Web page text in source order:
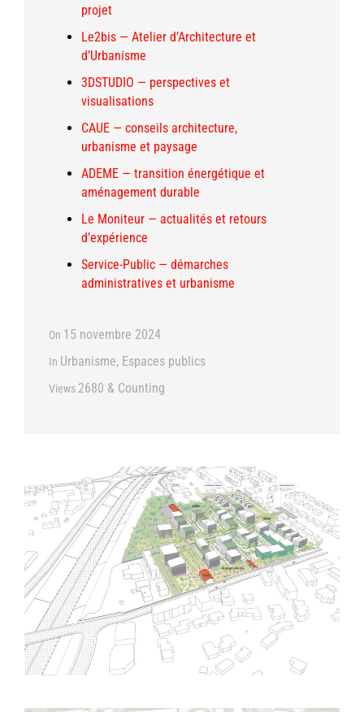
projet
Le2bis — Atelier d’Architecture et
d’Urbanisme
3DSTUDIO — perspectives et
visualisations
CAUE — conseils architecture,
urbanisme et paysage
ADEME — transition énergétique et
aménagement durable
Le Moniteur — actualités et retours
d’expérience
Service‑Public — démarches
administratives et urbanisme
On 15 novembre 2024
In Urbanisme, Espaces publics
Views 2680 & Counting